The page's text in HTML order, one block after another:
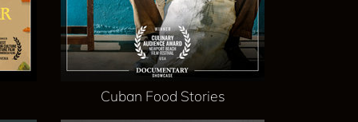
Cuban Food Stories